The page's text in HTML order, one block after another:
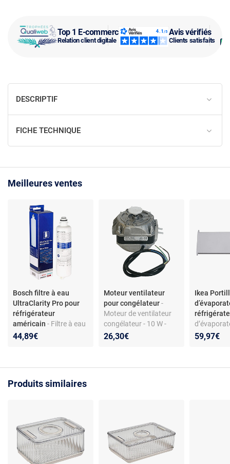
Top 1 E-commerce
Relation client digitale
Avis vérifiés
Clients satisfaits
DESCRIPTIF
FICHE TECHNIQUE
Meilleures ventes
Bosch filtre à eau
UltraClarity Pro pour
réfrigérateur
américain - Filtre à eau
Ultra Clarity Pro pour
44,89€
Moteur ventilateur
pour congélateur-
Moteur de ventilateur
congélateur - 10 W -
Compatible Mondo
26,30€
Ikea
59,97€
Produits similaires